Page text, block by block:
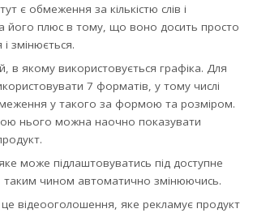
є обмеження за кількістю слів і
його плюс в тому, що воно досить просто
змінюється.
в якому використовується графіка. Для
7 форматів, у тому числі
у такого за формою та розміром.
нього можна наочно показувати
може підлаштовуватись під доступне
таким чином автоматично змінюючись.
відеооголошення, яке рекламує продукт